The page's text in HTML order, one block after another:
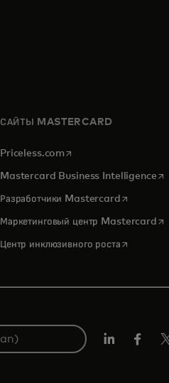
САЙТЫ MASTERCARD
Priceless.com opens in a new tab
Mastercard Business Intelligence
Разработчики Mastercardopens in
Маркетинговый центр Mastercard
Центр инклюзивного ростаopens in